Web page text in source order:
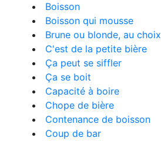
Boisson
Boisson qui mousse
Brune ou blonde, au choix
C'est de la petite bière
Ça peut se siffler
Ça se boit
Capacité à boire
Chope de bière
Contenance de boisson
Coup de bar